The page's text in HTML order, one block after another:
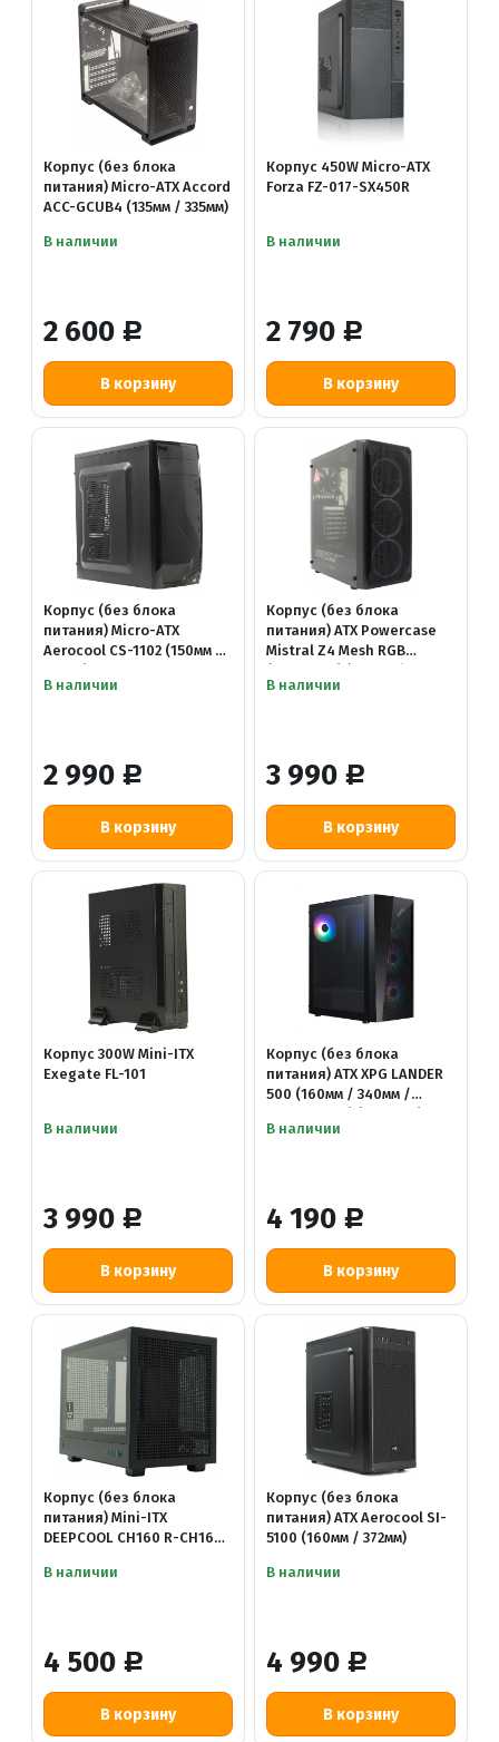
2 600 Р
Корпус (без блока
питания) Micro-ATX Accord
ACC-GCUB4 (135мм / 335мм)
В наличии
2 790 Р
Корпус 450W Micro-ATX
Forza FZ-017-SX450R
В наличии
2 990 Р
Корпус (без блока
питания) Micro-ATX
Aerocool CS-1102 (150мм /
В наличии
3 990 Р
Корпус (без блока
питания) ATX Powercase
Mistral Z4 Mesh RGB
/ 4x120-RGB)
В наличии
3 990 Р
Корпус 300W Mini-ITX
Exegate FL-101
В наличии
4 190 Р
Корпус (без блока
питания) ATX XPG LANDER
500 (160мм / 340мм /
В наличии
4 500 Р
Корпус (без блока
питания) Mini-ITX
DEEPCOOL CH160 R-CH160-
В наличии
4 990 Р
Корпус (без блока
питания) ATX Aerocool SI-
5100 (160мм / 372мм)
В наличии